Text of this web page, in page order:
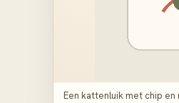
Een kattenluik met chip